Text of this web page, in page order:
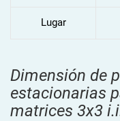
Lugar
Dimensión de
estacionarias
matrices 3x3